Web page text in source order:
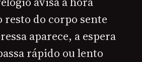
resto do corpo sente
aparece, a espera
rápido ou lento